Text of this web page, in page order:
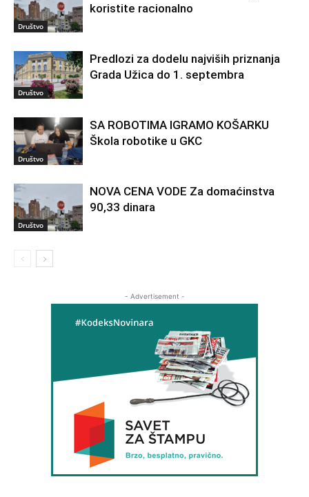
Društvo
koristite racionalno
Društvo
Predlozi za dodelu najviših priznanja
Grada Užica do 1. septembra
Društvo
SA ROBOTIMA IGRAMO KOŠARKU
Škola robotike u GKC
Društvo
NOVA CENA VODE Za domaćinstva
90,33 dinara
- Advertisement -